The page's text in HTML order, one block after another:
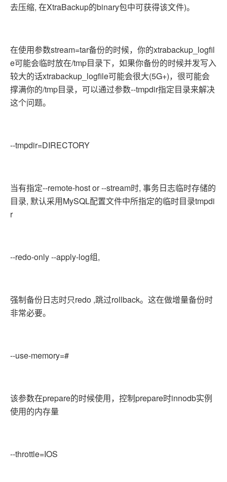
去压缩, 在XtraBackup的binary包中可获得该文件)。
在使用参数stream=tar备份的时候，你的xtrabackup_logfil
e可能会临时放在/tmp目录下，如果你备份的时候并发写入
较大的话xtrabackup_logfile可能会很大(5G+)，很可能会
撑满你的/tmp目录，可以通过参数--tmpdir指定目录来解决
这个问题。
--tmpdir=DIRECTORY
当有指定--remote-host or --stream时, 事务日志临时存储的
目录, 默认采用MySQL配置文件中所指定的临时目录tmpdi
r
--redo-only --apply-log组,
强制备份日志时只redo ,跳过rollback。这在做增量备份时
非常必要。
--use-memory=#
该参数在prepare的时候使用，控制prepare时innodb实例
使用的内存量
--throttle=IOS